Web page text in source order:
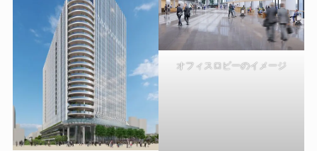
オフィスロビーのイメージ